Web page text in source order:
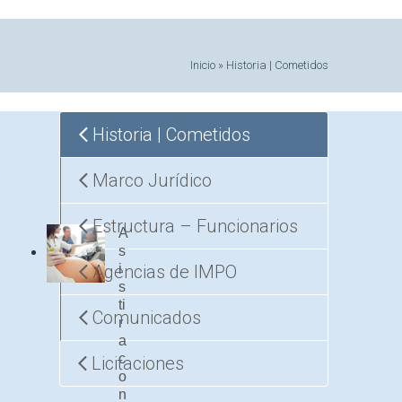
Inicio » Historia | Cometidos
Historia | Cometidos
Marco Jurídico
Estructura – Funcionarios
Agencias de IMPO
Comunicados
Licitaciones
A
s
i
s
ti
r
a
c
o
n